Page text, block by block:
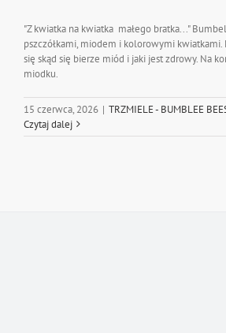
"Z kwiatka na kwiatka małego bratka..."
pszczółkami, miodem i kolorowymi kwiatkami.
się skąd się bierze miód i jaki jest zdrowy. Na
miodku.
15 czerwca, 2026 | TRZMIELE - BUMBLEE
Czytaj dalej